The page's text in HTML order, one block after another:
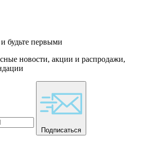
будьте первыми
новости, акции и распродажи,
Подписаться